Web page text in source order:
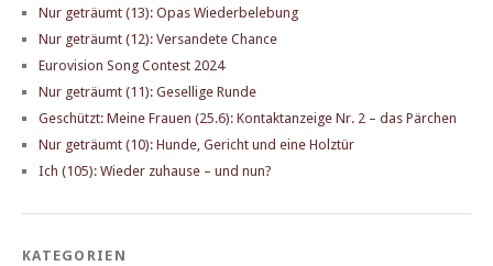
Nur geträumt (13): Opas Wiederbelebung
Nur geträumt (12): Versandete Chance
Eurovision Song Contest 2024
Nur geträumt (11): Gesellige Runde
Geschützt: Meine Frauen (25.6): Kontaktanzeige Nr. 2 – das Pärchen
Nur geträumt (10): Hunde, Gericht und eine Holztür
Ich (105): Wieder zuhause – und nun?
KATEGORIEN